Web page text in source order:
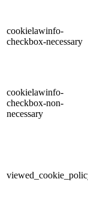
cookielawinfo-
checkbox-necessary
cookielawinfo-
checkbox-non-
necessary